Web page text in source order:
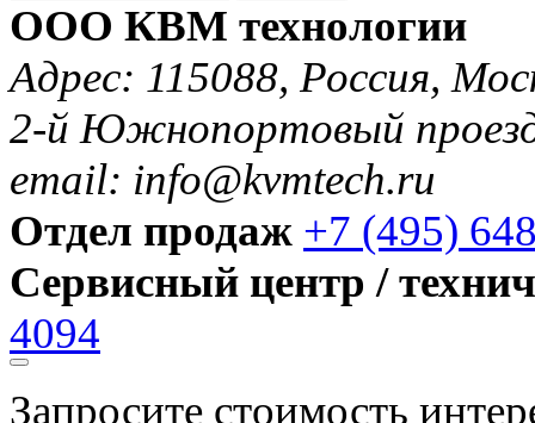
ООО КВМ технологии
Адрес: 115088, Россия,
2-й Южнопортовый
email: info@kvmtech.ru
Отдел продаж +7 (495)
Сервисный центр /
4094
Запросите стоимость